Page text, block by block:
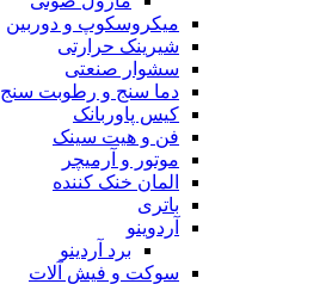
میکروسکوپ و دوربین
شیرینک حرارتی
سشوار صنعتی
دما سنج و رطوبت سنج
کیس پاوربانک
فن و هیت سینک
موتور و آرمیچر
المان خنک کننده
باتری
آردوینو
برد آردینو
سوکت و فیش آلات